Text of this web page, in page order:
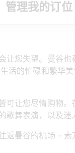
管理我的订位
您失望。曼谷
活的忙碌和繁华
让您尽情购物
舞表演，以及迷
返曼谷的机场 -